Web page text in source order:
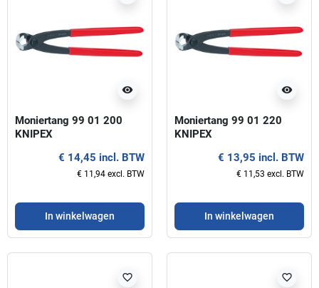
visibility
Moniertang 99 01 200
KNIPEX
€ 14,45 incl. BTW
€ 11,94 excl. BTW
In winkelwagen
visibility
Moniertang 99 01 220
KNIPEX
€ 13,95 incl. BTW
€ 11,53 excl. BTW
In winkelwagen
favorite_border favorite_border